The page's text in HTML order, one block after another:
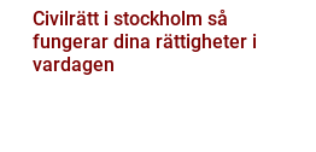
Civilrätt i stockholm så
fungerar dina rättigheter i
vardagen